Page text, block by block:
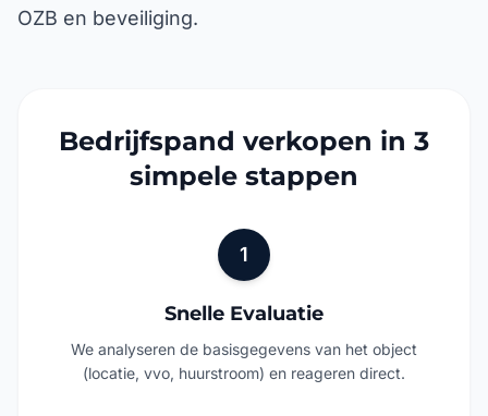
Bedrijfspand verkopen in 3
simpele stappen
1
(locatie, vvo, huurstroom) en reageren direct.